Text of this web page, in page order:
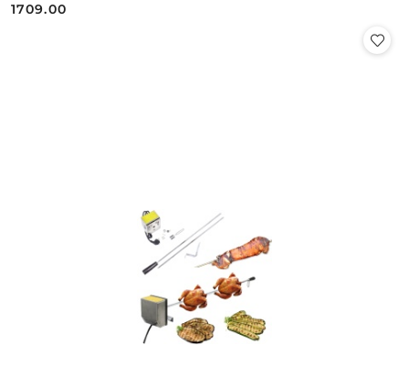
Cena:
1709.00